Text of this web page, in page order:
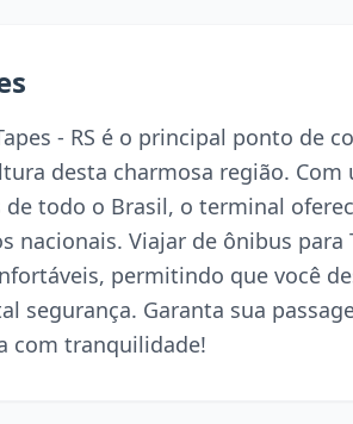
- RS é o principal ponto de
desta charmosa região.
de todo o Brasil, o terminal
nacionais. Viajar de ônibus para
permitindo que você
segurança. Garanta sua
com tranquilidade!